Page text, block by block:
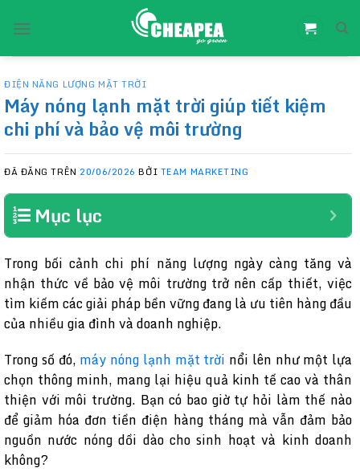
đến
ĐIỆN NĂNG LƯỢNG MẶT TRỜI
Máy nóng lạnh mặt trời giúp tiết kiệm
chi phí và bảo vệ môi trường
ĐÃ ĐĂNG TRÊN 20/06/2026 BỞI TEAM MARKETING
Mục lục
Trong bối cảnh chi phí năng lượng ngày càng tăng và
nhận thức về bảo vệ môi trường trở nên cấp thiết, việc
tìm kiếm các giải pháp bền vững đang là ưu tiên hàng đầu
của nhiều gia đình và doanh nghiệp.
Trong số đó, máy nóng lạnh mặt trời nổi lên như một lựa
chọn thông minh, mang lại hiệu quả kinh tế cao và thân
thiện với môi trường. Bạn có bao giờ tự hỏi làm thế nào
để giảm hóa đơn tiền điện hàng tháng mà vẫn đảm bảo
nguồn nước nóng dồi dào cho sinh hoạt và kinh doanh
không?